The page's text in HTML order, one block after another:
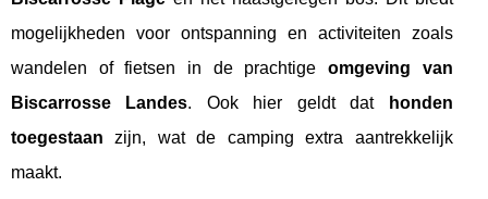
mogelijkheden voor ontspanning en activiteiten zoals
wandelen of fietsen in de prachtige omgeving van
Biscarrosse Landes. Ook hier geldt dat
honden
toegestaan zijn, wat de camping extra aantrekkelijk
maakt.